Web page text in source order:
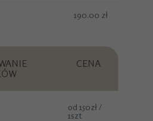
190.00 zł
CENA
od 150zł /
1szt